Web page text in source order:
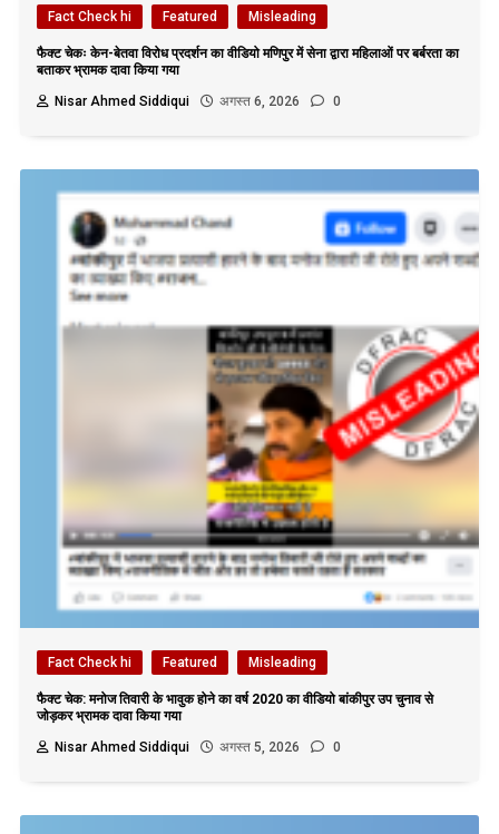
Fact Check hi Featured Misleading
फैक्ट चेकः केन-बेतवा विरोध प्रदर्शन का वीडियो मणिपुर में सेना द्वारा महिलाओं पर बर्बरता का
बताकर भ्रामक दावा किया गया
Nisar Ahmed Siddiqui
अगस्त 6, 2026 0
Fact Check hi Featured Misleading
फैक्ट चेक: मनोज तिवारी के भावुक होने का वर्ष 2020 का वीडियो बांकीपुर उप चुनाव से
जोड़कर भ्रामक दावा किया गया
Nisar Ahmed Siddiqui
अगस्त 5, 2026 0